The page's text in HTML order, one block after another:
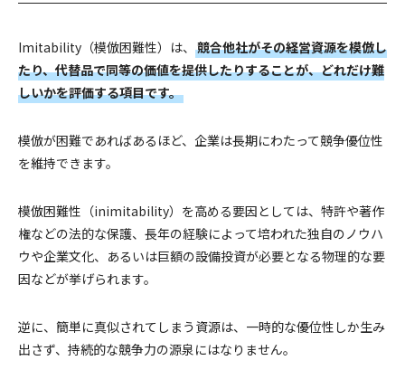
Imitability（模倣困難性）は、 競合他社がその経営資源を模倣し
たり、代替品で同等の価値を提供したりすることが、どれだけ難
しいかを評価する項目です。
模倣が困難であればあるほど、企業は長期にわたって競争優位性
を維持できます。
模倣困難性（inimitability）を高める要因としては、特許や著作
権などの法的な保護、長年の経験によって培われた独自のノウハ
ウや企業文化、あるいは巨額の設備投資が必要となる物理的な要
因などが挙げられます。
逆に、簡単に真似されてしまう資源は、一時的な優位性しか生み
出さず、持続的な競争力の源泉にはなりません。